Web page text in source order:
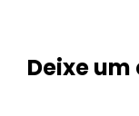
Deixe